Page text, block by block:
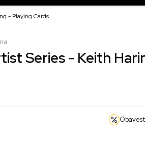
- Playing Cards
- Keith Haring -